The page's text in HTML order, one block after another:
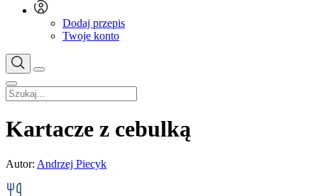
Dodaj przepis
Twoje konto
Kartacze z cebulką
Autor: Andrzej Piecyk